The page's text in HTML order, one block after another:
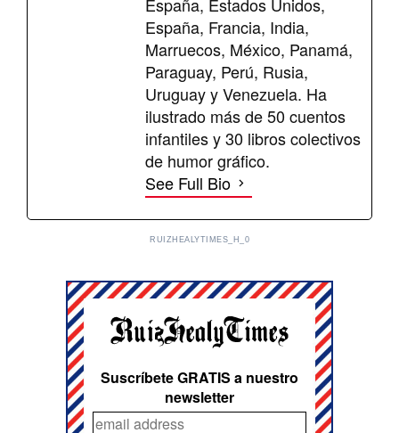
España, Estados Unidos,
España, Francia, India,
Marruecos, México, Panamá,
Paraguay, Perú, Rusia,
Uruguay y Venezuela. Ha
ilustrado más de 50 cuentos
infantiles y 30 libros colectivos
de humor gráfico.
See Full Bio
RUIZHEALYTIMES_H_0
Suscríbete GRATIS a nuestro
newsletter